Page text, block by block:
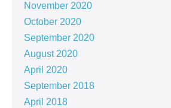
November 2020
October 2020
September 2020
August 2020
April 2020
September 2018
April 2018